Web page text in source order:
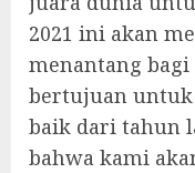
2021 ini akan
menantang
bertujuan untuk
baik dari tahun
bahwa kami